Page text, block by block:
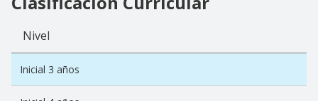
Nivel
Inicial 3 años